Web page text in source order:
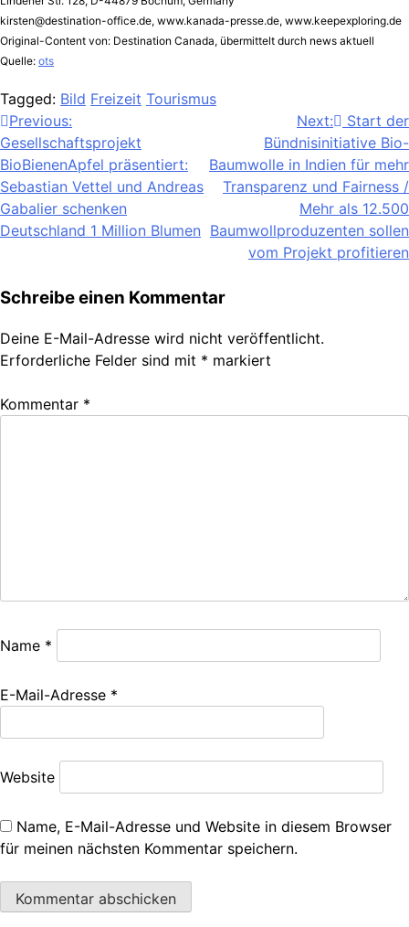
kirsten@destination-office.de, www.kanada-presse.de, www.keepexploring.de
Original-Content von: Destination Canada, übermittelt durch news aktuell
Quelle: ots
Tagged: Bild Freizeit Tourismus
Beitragsnavigation
Previous:
Gesellschaftsprojekt
BioBienenApfel präsentiert:
Sebastian Vettel und Andreas
Gabalier schenken
Deutschland 1 Million Blumen
Next:
Start der
Bündnisinitiative Bio-
Baumwolle in Indien für mehr
Transparenz und Fairness /
Mehr als 12.500
Baumwollproduzenten sollen
vom Projekt profitieren
Schreibe einen Kommentar
Deine E-Mail-Adresse wird nicht veröffentlicht.
Erforderliche Felder sind mit * markiert
Kommentar *
Name *
E-Mail-Adresse *
Website
Name, E-Mail-Adresse und Website in diesem Browser
für meinen nächsten Kommentar speichern.